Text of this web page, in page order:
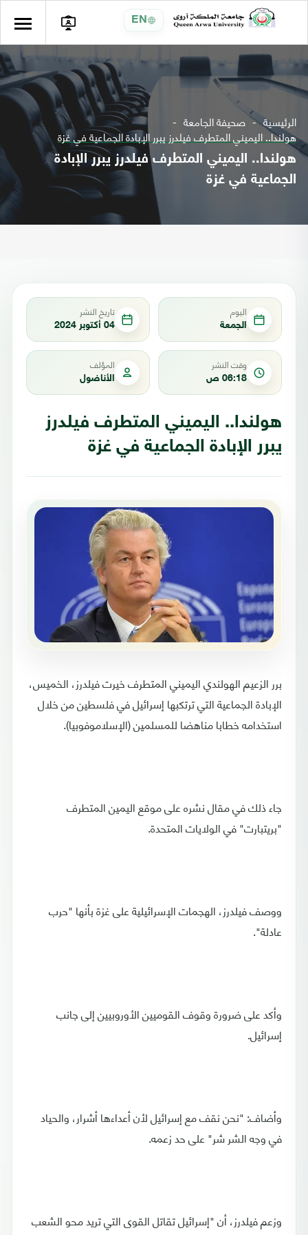
EN
الرئيسية صحيفة الجامعة
هولندا.. اليميني المتطرف فيلدرز يبرر الإبادة الجماعية في غزة
هولندا.. اليميني المتطرف فيلدرز يبرر الإبادة
الجماعية في غزة
اليوم
الجمعة
تاريخ النشر
04 أكتوبر 2024
وقت النشر
06:18 ص
المؤلف
الأناضول
هولندا.. اليميني المتطرف فيلدرز
يبرر الإبادة الجماعية في غزة
برر الزعيم الهولندي اليميني المتطرف خيرت فيلدرز، الخميس،
الإبادة الجماعية التي ترتكبها إسرائيل في فلسطين من خلال
استخدامه خطابا مناهضا للمسلمين (الإسلاموفوبيا).
جاء ذلك في مقال نشره على موقع اليمين المتطرف
"بريتبارت" في الولايات المتحدة.
ووصف فيلدرز، الهجمات الإسرائيلية على غزة بأنها "حرب
عادلة".
وأكد على ضرورة وقوف القوميين الأوروبيين إلى جانب
إسرائيل.
وأضاف: "نحن نقف مع إسرائيل لأن أعداءها أشرار، والحياد
في وجه الشر شر" على حد زعمه.
وزعم فيلدرز، أن "إسرائيل تقاتل القوى التي تريد محو الشعب